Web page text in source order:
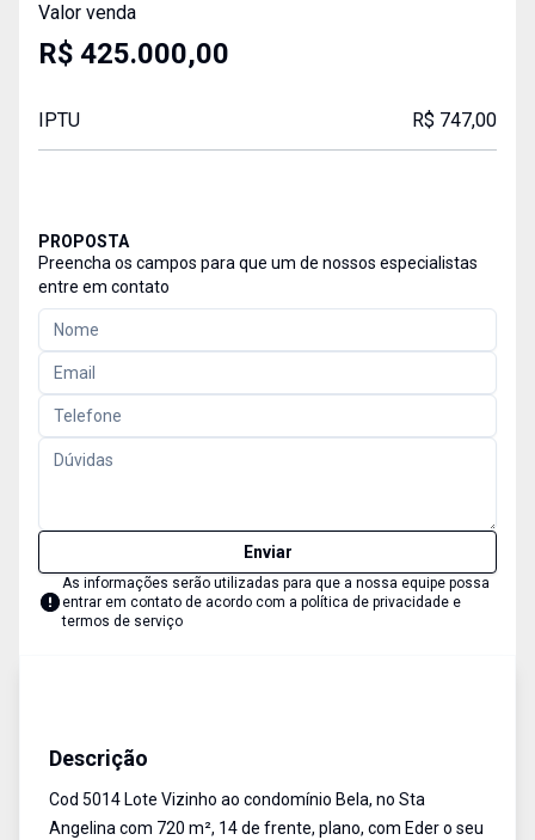
Valor venda
R$ 425.000,00
IPTU R$ 747,00
PROPOSTA
Preencha os campos para que um de nossos especialistas
entre em contato
Enviar
As informações serão utilizadas para que a nossa equipe possa
entrar em contato de acordo com a política de privacidade e
termos de serviço
Descrição
Cod 5014 Lote Vizinho ao condomínio Bela, no Sta
Angelina com 720 m², 14 de frente, plano, com Eder o seu